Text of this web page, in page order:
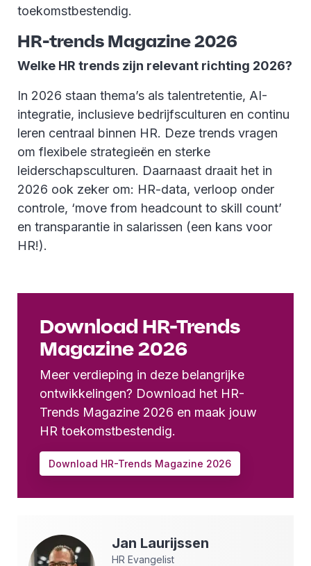
toekomstbestendig.
HR-trends Magazine 2026
Welke HR trends zijn relevant richting 2026?
In 2026 staan thema’s als talentretentie, AI-
integratie, inclusieve bedrijfsculturen en continu
leren centraal binnen HR. Deze trends vragen
om flexibele strategieën en sterke
leiderschapsculturen. Daarnaast draait het in
2026 ook zeker om: HR-data, verloop onder
controle, ‘move from headcount to skill count’
en transparantie in salarissen (een kans voor
HR!).
Download HR-Trends
Magazine 2026
Meer verdieping in deze belangrijke
ontwikkelingen? Download het HR-
Trends Magazine 2026 en maak jouw
HR toekomstbestendig.
Download HR-Trends Magazine 2026
Jan Laurijssen
HR Evangelist